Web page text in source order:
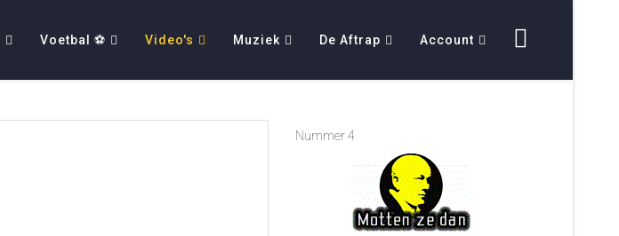
Voetbal ⚽ Video's Muziek De Aftrap Account
Nummer 4